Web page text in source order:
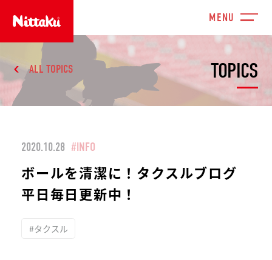
TOPICS
ALL TOPICS
2020.10.28 #INFO
ボールを清潔に！タクスルブログ
平日毎日更新中！
#タクスル